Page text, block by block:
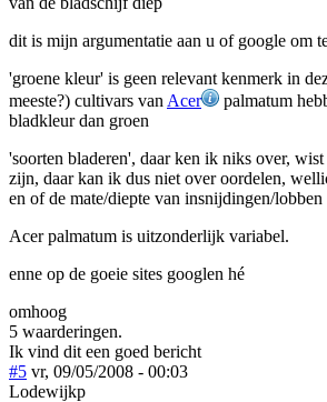
dit is mijn argumentatie aan u of google om
'groene kleur' is geen relevant kenmerk in
meeste?) cultivars van Acer
palmatum
bladkleur dan groen
'soorten bladeren', daar ken ik niks over,
zijn, daar kan ik dus niet over oordelen,
en of de mate/diepte van insnijdingen/lobben
Acer palmatum is uitzonderlijk variabel.
enne op de goeie sites googlen hé
omhoog
5 waarderingen.
Ik vind dit een goed bericht
#5 vr, 09/05/2008 - 00:03
Lodewijkp